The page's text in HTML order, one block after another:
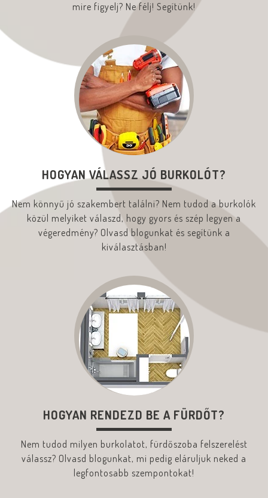
mire figyelj? Ne félj! Segítünk!
HOGYAN VÁLASSZ JÓ BURKOLÓT?
Nem könnyű jó szakembert találni? Nem tudod a burkolók
közül melyiket válaszd, hogy gyors és szép legyen a
végeredmény? Olvasd blogunkat és segítünk a
kiválasztásban!
HOGYAN RENDEZD BE A FÜRDŐT?
Nem tudod milyen burkolatot, fürdőszoba felszerelést
válassz? Olvasd blogunkat, mi pedig eláruljuk neked a
legfontosabb szempontokat!